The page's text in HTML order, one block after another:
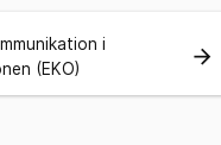
i
(EKO)
arrow_forward